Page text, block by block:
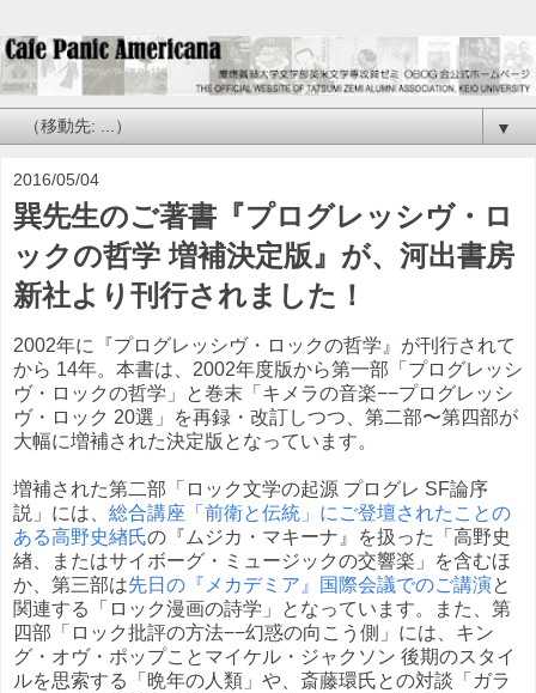
▼
2016/05/04
巽先生のご著書『プログレッシヴ・ロ
ックの哲学 増補決定版』が、河出書房
新社より刊行されました！
2002年に『プログレッシヴ・ロックの哲学』が刊行されて
から 14年。本書は、2002年度版から第一部「プログレッシ
ヴ・ロックの哲学」と巻末「キメラの音楽−−プログレッシ
ヴ・ロック 20選」を再録・改訂しつつ、第二部〜第四部が
大幅に増補された決定版となっています。
増補された第二部「ロック文学の起源 プログレ SF論序
説」には、 総合講座「前衛と伝統」にご登壇されたことの
ある高野史緖氏の『ムジカ・マキーナ』を扱った「高野史
緖、またはサイボーグ・ミュージックの交響楽」を含むほ
か、第三部は先日の『メカデミア』国際会議でのご講演と
関連する「ロック漫画の詩学」となっています。また、第
四部「ロック批評の方法−−幻惑の向こう側」には、キン
グ・オヴ・ポップことマイケル・ジャクソン 後期のスタイ
ルを思索する「晩年の人類」や、斎藤環氏との対談「ガラ